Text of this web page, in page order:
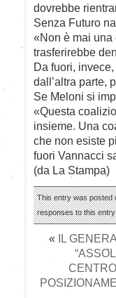
dovrebbe
Senza Futuro
«Non è mai
trasferirebbe
Da fuori,
dall’altra parte,
Se Meloni si
«Questa
insieme. Una
che non esiste
fuori Vannacci
(da La Stampa)
This entry was posted
responses to this
« IL